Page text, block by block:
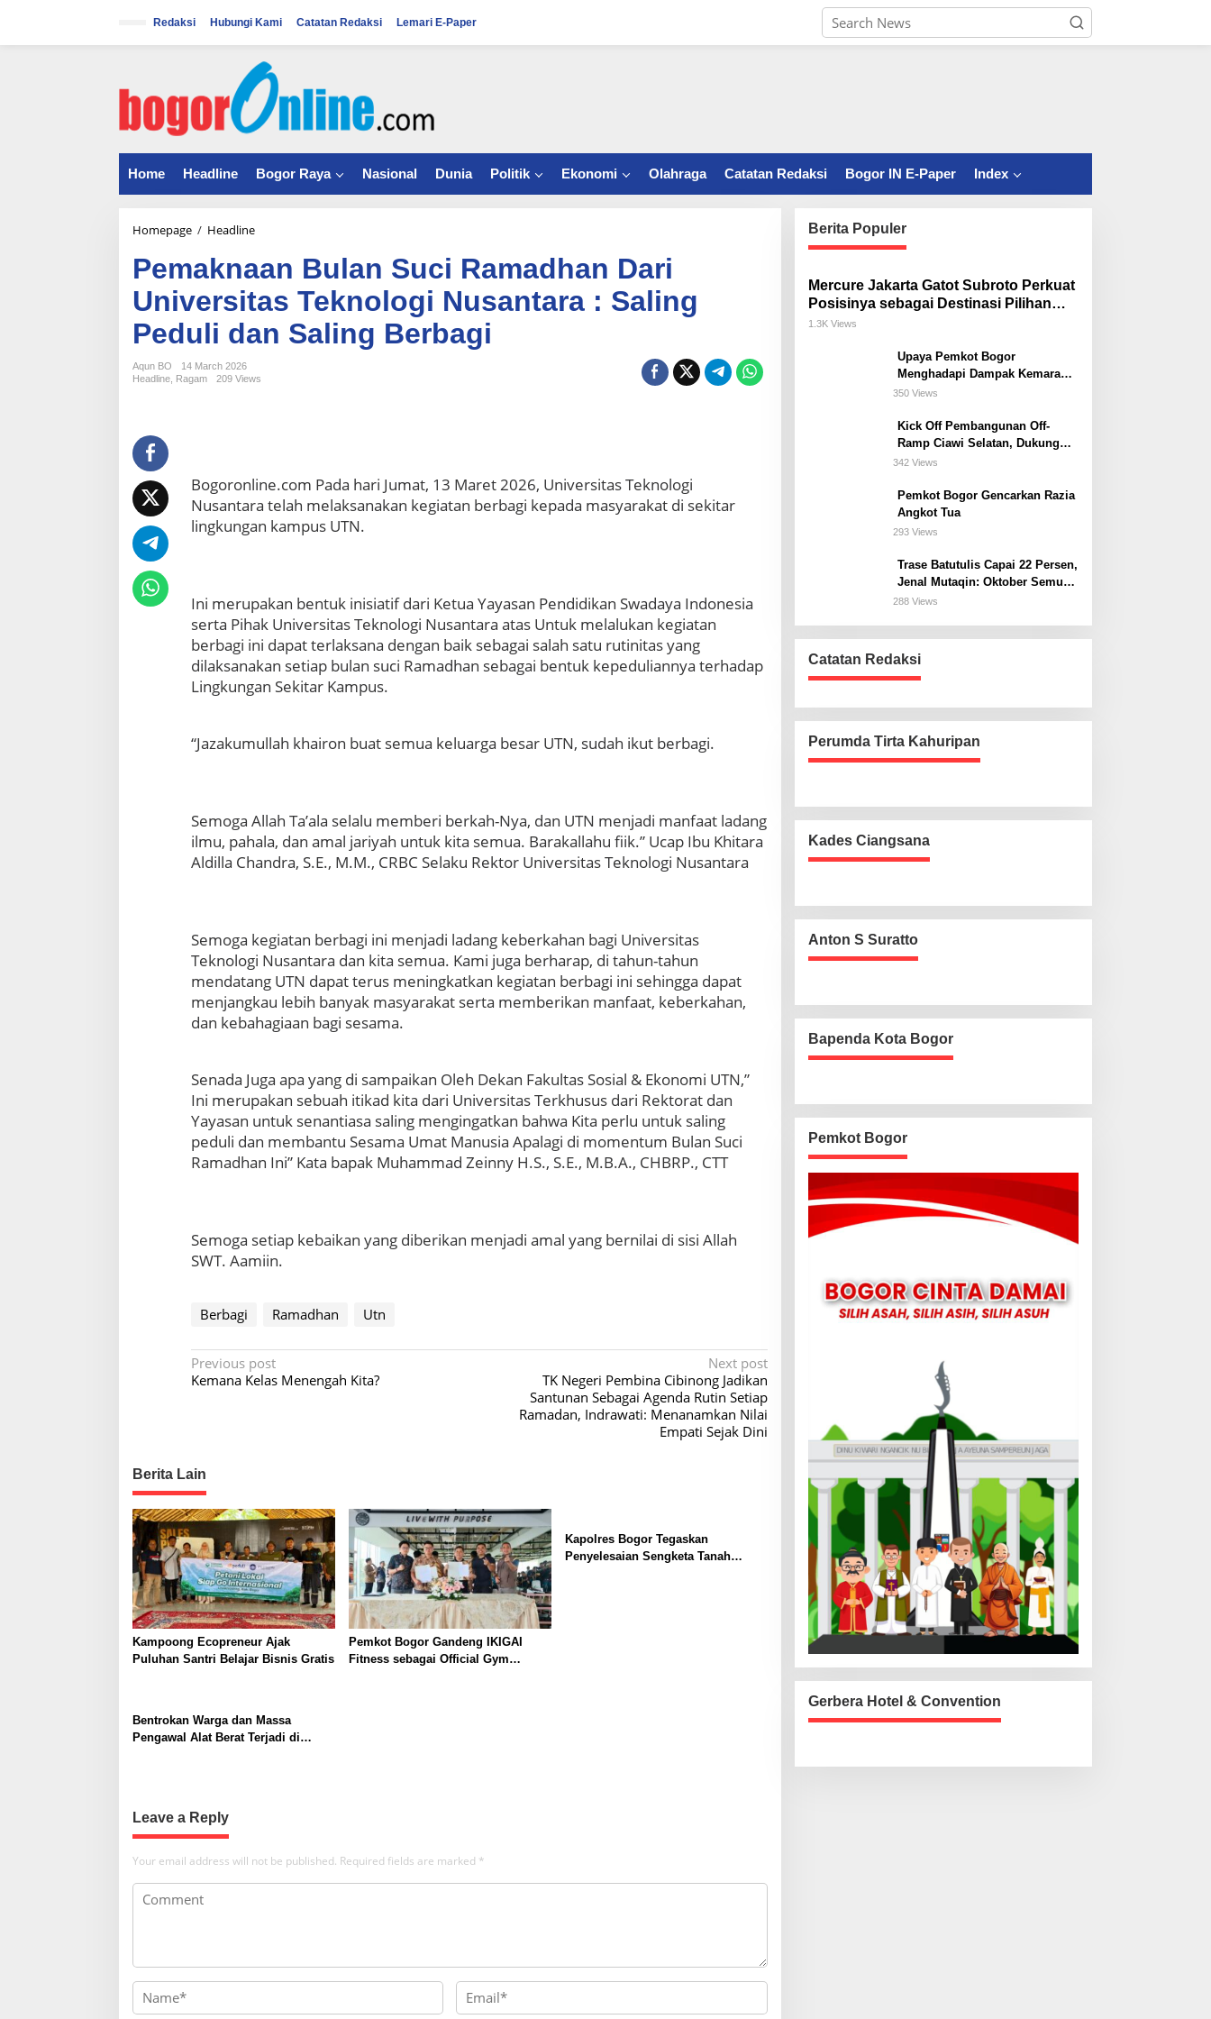
i
Redaksi Hubungi Kami Catatan Redaksi Lemari E-Paper
Home Headline Bogor Raya Nasional Dunia Politik Ekonomi Olahraga Catatan Redaksi Bogor IN E-Paper Index
Homepage / Headline
m
a
k
n
a
B
u
c
i
d
h
a
n
D
a
U
e
r
s
i
e
k
n
o
l
N
u
s
a
t
:
S
P
e
S
a
l
i
n
g
B
e
r
b
i
Pemaknaan Bulan Suci Ramadhan Dari
Universitas Teknologi Nusantara : Saling
Peduli dan Saling Berbagi
Aqun BO
14 March 2026
Headline Ragam 209 Views
Bogoronline.com Pada hari Jumat, 13 Maret 2026, Universitas Teknologi
Nusantara telah melaksanakan kegiatan berbagi kepada masyarakat di sekitar
lingkungan kampus UTN.
Ini merupakan bentuk inisiatif dari Ketua Yayasan Pendidikan Swadaya Indonesia
serta Pihak Universitas Teknologi Nusantara atas Untuk melalukan kegiatan
berbagi ini dapat terlaksana dengan baik sebagai salah satu rutinitas yang
dilaksanakan setiap bulan suci Ramadhan sebagai bentuk kepeduliannya terhadap
Lingkungan Sekitar Kampus.
“Jazakumullah khairon buat semua keluarga besar UTN, sudah ikut berbagi.
Semoga Allah Ta’ala selalu memberi berkah-Nya, dan UTN menjadi manfaat ladang
ilmu, pahala, dan amal jariyah untuk kita semua. Barakallahu fiik.” Ucap Ibu Khitara
Aldilla Chandra, S.E., M.M., CRBC Selaku Rektor Universitas Teknologi Nusantara
Semoga kegiatan berbagi ini menjadi ladang keberkahan bagi Universitas
Teknologi Nusantara dan kita semua. Kami juga berharap, di tahun-tahun
mendatang UTN dapat terus meningkatkan kegiatan berbagi ini sehingga dapat
menjangkau lebih banyak masyarakat serta memberikan manfaat, keberkahan,
dan kebahagiaan bagi sesama.
Senada Juga apa yang di sampaikan Oleh Dekan Fakultas Sosial & Ekonomi UTN,”
Ini merupakan sebuah itikad kita dari Universitas Terkhusus dari Rektorat dan
Yayasan untuk senantiasa saling mengingatkan bahwa Kita perlu untuk saling
peduli dan membantu Sesama Umat Manusia Apalagi di momentum Bulan Suci
Ramadhan Ini” Kata bapak Muhammad Zeinny H.S., S.E., M.B.A., CHBRP., CTT
Semoga setiap kebaikan yang diberikan menjadi amal yang bernilai di sisi Allah
SWT. Aamiin.
Berbagi Ramadhan Utn
P
o
n
a
v
i
g
a
t
i
o
Previous post
Kemana Kelas Menengah Kita?
Next post
TK Negeri Pembina Cibinong Jadikan
Santunan Sebagai Agenda Rutin Setiap
Ramadan, Indrawati: Menanamkan Nilai
Empati Sejak Dini
Berita Lain
Kampoong Ecopreneur Ajak
Puluhan Santri Belajar Bisnis Gratis
Pemkot Bogor Gandeng IKIGAI
Fitness sebagai Official Gym
Kapolres Bogor Tegaskan
Penyelesaian Sengketa Tanah
Bentrokan Warga dan Massa
Pengawal Alat Berat Terjadi di
Leave a Reply
Your email address will not be published. Required fields are marked *
Berita Populer
Mercure Jakarta Gatot Subroto Perkuat
Posisinya sebagai Destinasi Pilihan
untuk Bisnis, Staycation, Meeting, dan
1.3K Views
Upaya Pemkot Bogor
Menghadapi Dampak Kemarau
Panjang
350 Views
Kick Off Pembangunan Off-
Ramp Ciawi Selatan, Dukung
Konektivitas Antarwilayah di
342 Views
Pemkot Bogor Gencarkan Razia
Angkot Tua
293 Views
Trase Batutulis Capai 22 Persen,
Jenal Mutaqin: Oktober Semua
Harus Beres
288 Views
Catatan Redaksi
Perumda Tirta Kahuripan
Kades Ciangsana
Anton S Suratto
Bapenda Kota Bogor
Pemkot Bogor
Gerbera Hotel & Convention